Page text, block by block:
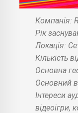
Компанія:
Рік
Локація:
Кількість
Основна
Основний
Інтереси
відеоігри,